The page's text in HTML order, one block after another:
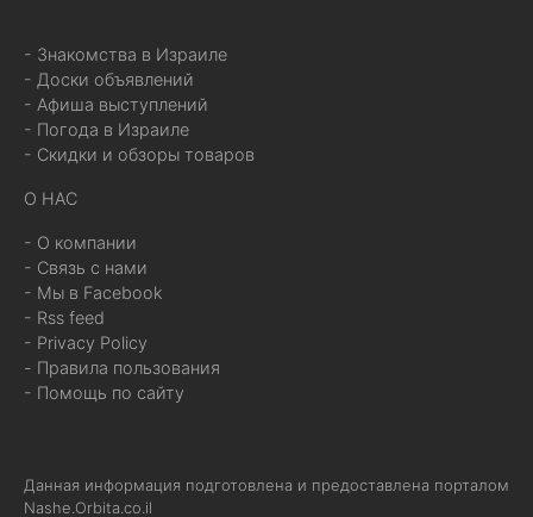
- Знакомства в Израиле
- Доски объявлений
- Афиша выступлений
- Погода в Израиле
- Скидки и обзоры товаров
О НАС
- О компании
- Связь с нами
- Мы в Facebook
- Rss feed
- Privacy Policy
- Правила пользования
- Помощь по сайту
Данная информация подготовлена и предоставлена порталом
Nashe.Orbita.co.il